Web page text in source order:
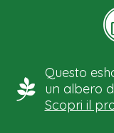
Questo
un albero
Scopri il